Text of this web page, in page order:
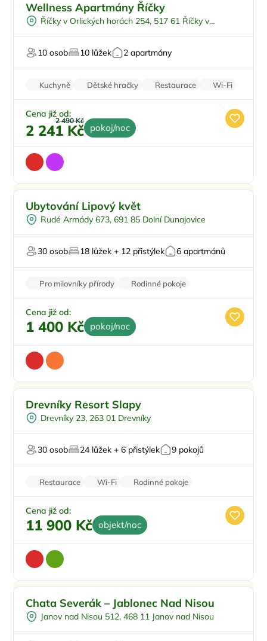
Vnitřní bazén
Dětské hřiště
U sjezdovky
Doporučujeme
Sleva
Wellness Apartmány Říčky
Říčky v Orlických horách 254, 517 61 Říčky v
10 osob
10 lůžek 2 apartmány
Kuchyně Dětské hračky Restaurace
Wi-Fi
Parkování zdarma
Cena již od:
2 490 Kč
2 241 Kč pokoj/noc
Dětská postýlka
Venkovní gril
Pro milovníky vína
Ubytování Lipový květ
Rudé Armády 673, 691 85 Dolní Dunajovice
30 osob 18 lůžek + 12 přistýlek 6 apartmánů
Pro milovníky přírody
Rodinné pokoje
Balkon/terasa
Klimatizace Stolní hry
Cena již od:
1 400 Kč pokoj/noc
Vnitřní bazén
Pro skupiny
Sauna
Drevníky Resort Slapy
Drevníky 23, 263 01 Drevníky
30 osob 24 lůžek + 6 přistýlek 9 pokojů
Restaurace Wi-Fi
Rodinné pokoje
Balkon/terasa
Parkování zdarma
Cena již od:
11 900 Kč objekt/noc
Polopenze
U lyžařského střediska
Chata Severák – Jablonec Nad Nisou
Janov nad Nisou 512, 468 11 Janov nad Nisou